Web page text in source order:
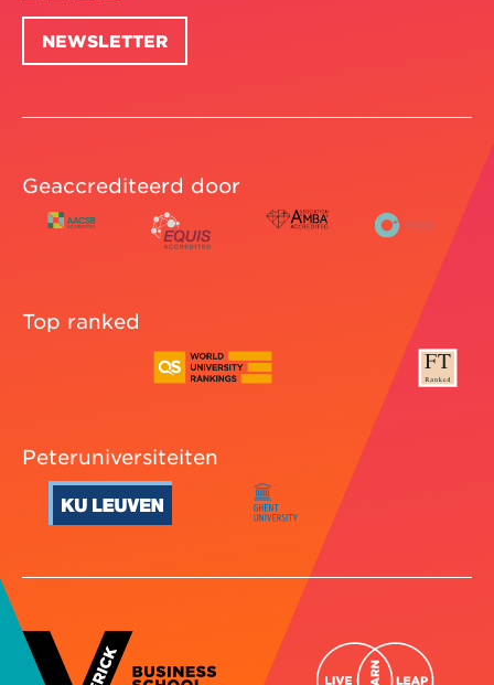
NEWSLETTER
Geaccrediteerd door
Top ranked
Peteruniversiteiten